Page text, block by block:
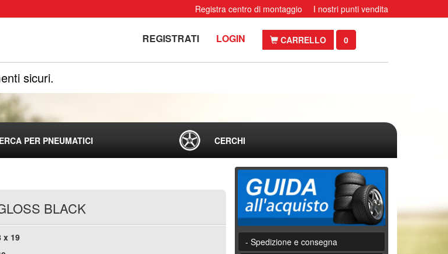
Registra centro di montaggio I nostri punti vendita
REGISTRATI LOGIN CARRELLO 0
sicuri.
PER PNEUMATICI CERCHI
BLACK
x 19
- Spedizione e consegna